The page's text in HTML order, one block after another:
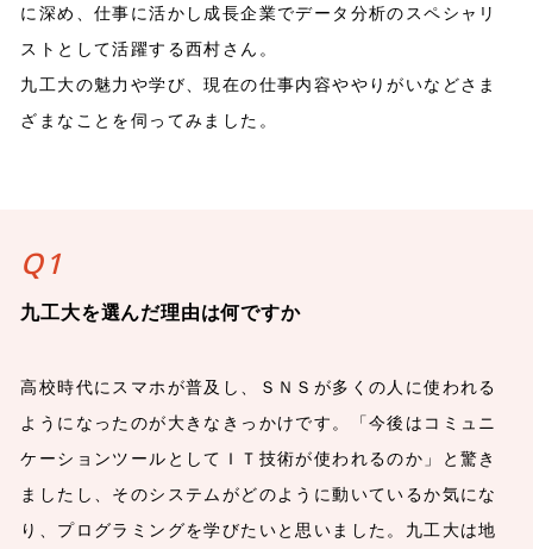
に深め、仕事に活かし成長企業でデータ分析のスペシャリ
ストとして活躍する西村さん。
九工大の魅力や学び、現在の仕事内容ややりがいなどさま
ざまなことを伺ってみました。
Q1
九工大を選んだ理由は何ですか
高校時代にスマホが普及し、ＳＮＳが多くの人に使われる
ようになったのが大きなきっかけです。「今後はコミュニ
ケーションツールとしてＩＴ技術が使われるのか」と驚き
ましたし、そのシステムがどのように動いているか気にな
り、プログラミングを学びたいと思いました。九工大は地